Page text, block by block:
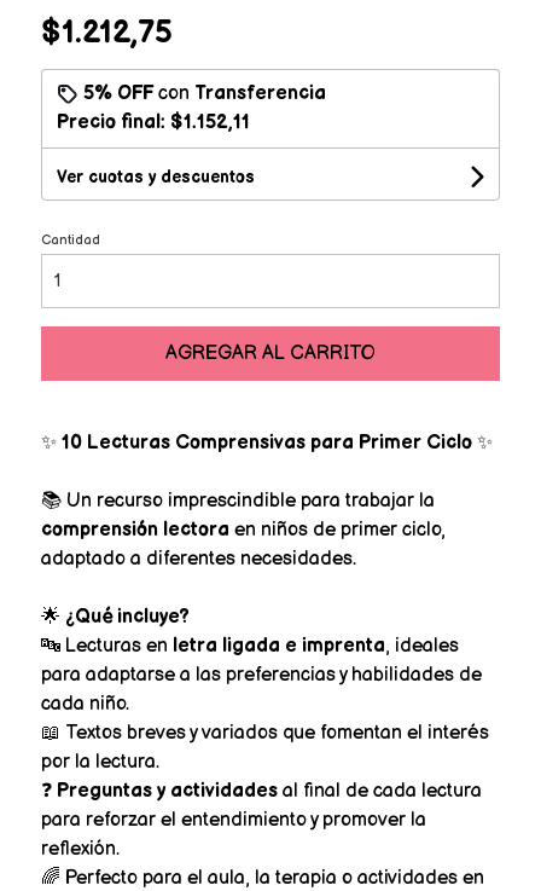
$1.212,75
5% OFFcon Transferencia
Precio final: $1.152,11
Ver cuotas y descuentos
Cantidad
AGREGAR AL CARRITO
✨ 10 Lecturas Comprensivas para Primer Ciclo✨
📚 Un recurso imprescindible para trabajar la
comprensión lectora en niños de primer ciclo,
adaptado a diferentes necesidades.
🌟 ¿Qué incluye?
🔤 Lecturas en letra ligada e imprenta, ideales
para adaptarse a las preferencias y habilidades de
cada niño.
📖 Textos breves y variados que fomentan el interés
por la lectura.
❓ Preguntas y actividadesal final de cada lectura
para reforzar el entendimiento y promover la
reflexión.
🌈 Perfecto para el aula, la terapia o actividades en